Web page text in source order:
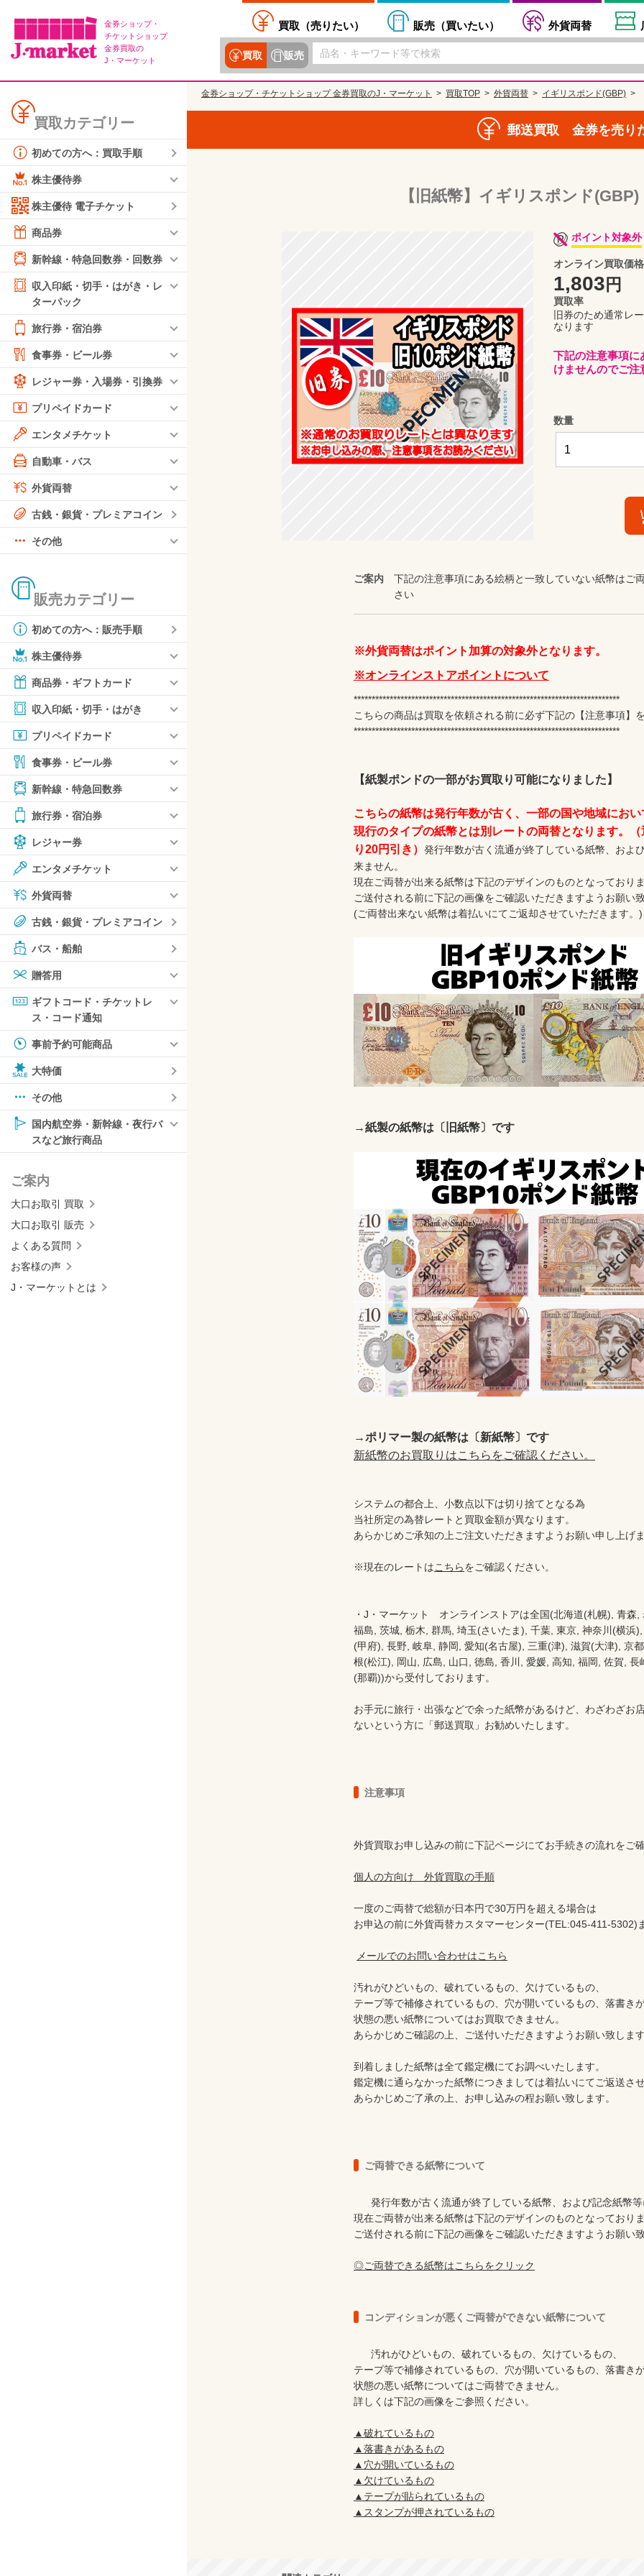
金券ショップ・
チケットショップ
金券買取の
J・マーケット
買取（売りたい） 販売（買いたい） 外貨両替
買取 販売
買取カテゴリー
初めての方へ：買取手順
株主優待券
株主優待 電子チケット
商品券
新幹線・特急回数券・回数券
収入印紙・切手・はがき・レ
ターパック
旅行券・宿泊券
食事券・ビール券
レジャー券・入場券・引換券
プリペイドカード
エンタメチケット
自動車・バス
外貨両替
古銭・銀貨・プレミアコイン
その他
販売カテゴリー
初めての方へ：販売手順
株主優待券
商品券・ギフトカード
収入印紙・切手・はがき
プリペイドカード
食事券・ビール券
新幹線・特急回数券
旅行券・宿泊券
レジャー券
エンタメチケット
外貨両替
古銭・銀貨・プレミアコイン
バス・船舶
贈答用
ギフトコード・チケットレ
ス・コード通知
事前予約可能商品
大特価
その他
国内航空券・新幹線・夜行バ
スなど旅行商品
ご案内
大口お取引 買取
大口お取引 販売
よくある質問
お客様の声
J・マーケットとは
金券ショップ・チケットショップ 金券買取のJ・マーケット 買取TOP 外貨両替 イギリスポンド(GBP)
郵送買取 金券を売り
【旧紙幣】イギリスポンド
ポイント対象外
オンライン買取価格
1,803 円
買取率
旧券のため通常レ
なります
下記の注意事項に
けませんのでご注
数量
ご案内
下記の注意事項にある絵柄と一致していない紙幣はご
さい
※外貨両替はポイント加算の対象外となります。
※オンラインストアポイントについて
**************************************************************************
こちらの商品は買取を依頼される前に必ず下記の【注意事項】
**************************************************************************
【紙製ポンドの一部がお買取り可能になりました】
こちらの紙幣は発行年数が古く、一部の国や地域にお
現行のタイプの紙幣とは別レートの両替となります。
り20円引き） 発行年数が古く流通が終了している紙幣、およ
来ません。
現在ご両替が出来る紙幣は下記のデザインのものとなっており
ご送付される前に下記の画像をご確認いただきますようお願い
(ご両替出来ない紙幣は着払いにてご返却させていただきます。)
→紙製の紙幣は〔旧紙幣〕です
→ポリマー製の紙幣は〔新紙幣〕です
新紙幣のお買取りはこちらをご確認ください。
システムの都合上、小数点以下は切り捨てとなる為
当社所定の為替レートと買取金額が異なります。
あらかじめご承知の上ご注文いただきますようお願い申し上げ
※現在のレートはこちらをご確認ください。
・J・マーケット　オンラインストアは全国(北海道(札幌), 青
福島, 茨城, 栃木, 群馬, 埼玉(さいたま), 千葉, 東京, 神奈川(横浜
(甲府), 長野, 岐阜, 静岡, 愛知(名古屋), 三重(津), 滋賀(大津), 京
根(松江), 岡山, 広島, 山口, 徳島, 香川, 愛媛, 高知, 福岡, 佐賀,
(那覇))から受付しております。
お手元に旅行・出張などで余った紙幣があるけど、わざわざお
ないという方に「郵送買取」お勧めいたします。
注意事項
外貨買取お申し込みの前に下記ページにてお手続きの流れをご
個人の方向け　外貨買取の手順
一度のご両替で総額が日本円で30万円を超える場合は
お申込の前に外貨両替カスタマーセンター(TEL:045-411-5302)
メールでのお問い合わせはこちら
汚れがひどいもの、破れているもの、欠けているもの、
テープ等で補修されているもの、穴が開いているもの、落書き
状態の悪い紙幣についてはお買取できません。
あらかじめご確認の上、ご送付いただきますようお願い致しま
到着しました紙幣は全て鑑定機にてお調べいたします。
鑑定機に通らなかった紙幣につきましては着払いにてご返送さ
あらかじめご了承の上、お申し込みの程お願い致します。
ご両替できる紙幣について
現在ご両替が出来る紙幣は下記のデザインのものとなっており
ご送付される前に下記の画像をご確認いただきますようお願い
◎ご両替できる紙幣はこちらをクリック
コンディションが悪くご両替ができない紙幣について
テープ等で補修されているもの、穴が開いているもの、落書き
状態の悪い紙幣についてはご両替できません。
詳しくは下記の画像をご参照ください。
▲破れているもの
▲落書きがあるもの
▲穴が開いているもの
▲欠けているもの
▲テープが貼られているもの
▲スタンプが押されているもの